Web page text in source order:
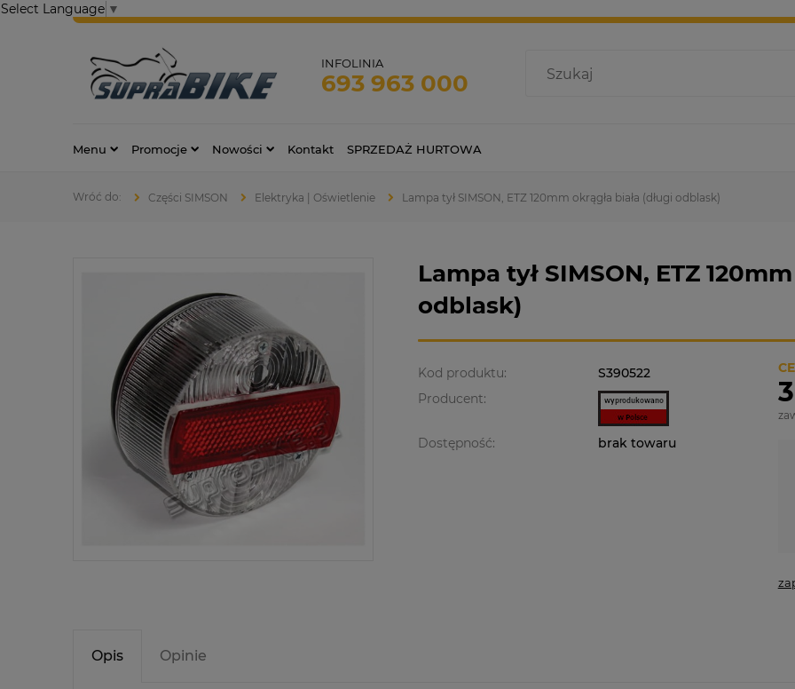
Select Language ▼
INFOLINIA
693 963 000
Menu Promocje Nowości Kontakt SPRZEDAŻ HURTOWA
Części SIMSON Elektryka | Oświetlenie Lampa tył SIMSON, ETZ 120mm okrągła biała (długi odblask)
Lampa tył SIMSON, ETZ
odblask)
Kod produktu:
S390522
Producent:
Dostępność: brak towaru
Opis Opinie